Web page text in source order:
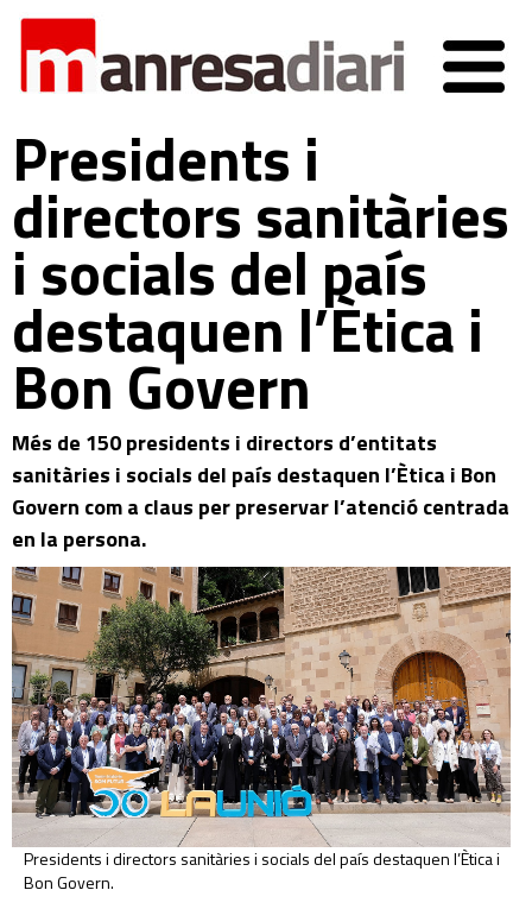
Presidents i
directors sanitàries
i socials del país
destaquen l’Ètica i
Bon Govern
Més de 150 presidents i directors d’entitats
sanitàries i socials del país destaquen l’Ètica i Bon
Govern com a claus per preservar l’atenció centrada
en la persona.
Presidents i directors sanitàries i socials del país destaquen l’Ètica i
Bon Govern.